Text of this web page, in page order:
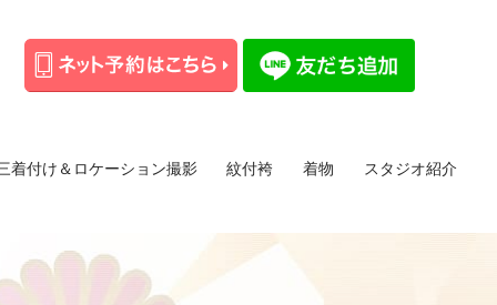
着付け＆ロケーション撮影 紋付袴 着物
スタジオ紹介